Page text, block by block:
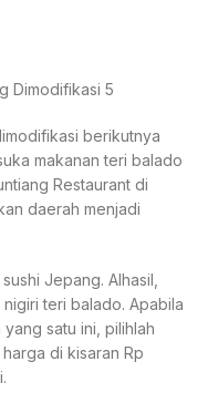
berikutnya
makanan teri balado
Restaurant di
daerah menjadi
Jepang. Alhasil,
teri balado. Apabila
satu ini, pilihlah
di kisaran Rp